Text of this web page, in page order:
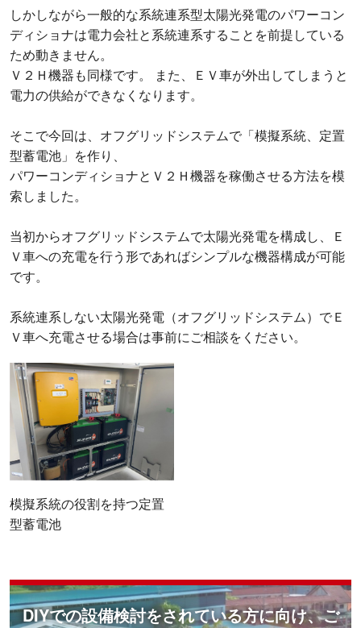
しかしながら一般的な系統連系型太陽光発電のパワーコン
ディショナは電力会社と系統連系することを前提している
ため動きません。
Ｖ２Ｈ機器も同様です。 また、ＥＶ車が外出してしまうと
電力の供給ができなくなります。
そこで今回は、オフグリッドシステムで「模擬系統、定置
型蓄電池」を作り、
パワーコンディショナとＶ２Ｈ機器を稼働させる方法を模
索しました。
当初からオフグリッドシステムで太陽光発電を構成し、Ｅ
Ｖ車への充電を行う形であればシンプルな機器構成が可能
です。
系統連系しない太陽光発電（オフグリッドシステム）でＥ
Ｖ車へ充電させる場合は事前にご相談をください。
模擬系統の役割を持つ定置
型蓄電池
DIYでの設備検討をされている方に向け、ご